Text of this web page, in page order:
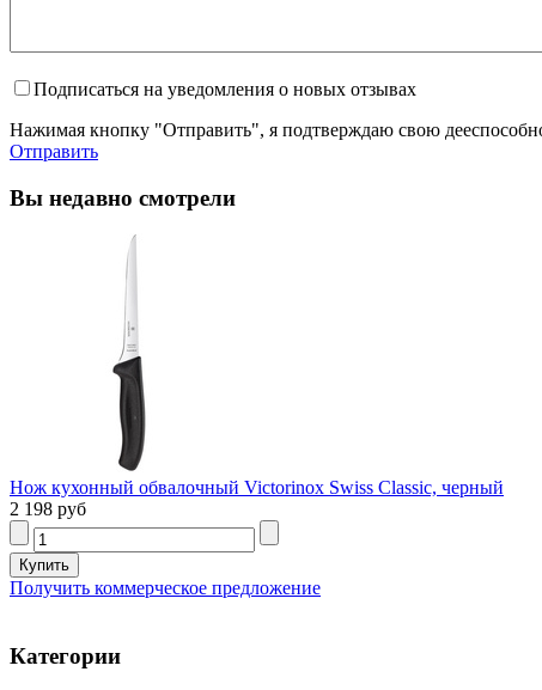
Подписаться на уведомления о новых отзывах
Нажимая кнопку "Отправить", я подтверждаю свою
Отправить
Вы недавно смотрели
Нож кухонный обвалочный Victorinox Swiss Classic, черный
2 198 руб
Получить коммерческое предложение
Категории